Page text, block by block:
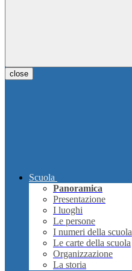
close
Scuola
Panoramica
Presentazione
I luoghi
Le persone
I numeri della scuola
Le carte della scuola
Organizzazione
La storia